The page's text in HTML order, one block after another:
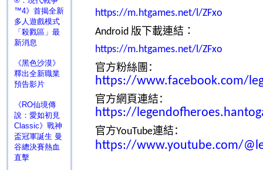
™4》首揭全新
多人遊戲模式
「殺戮區」最
新消息
《黑色沙漠》
釋出全新職業
預告影片
《RO仙境傳
說：愛如初見
Classic》戰神
盃冠軍誕生 曼
谷總決賽熱血
直擊
https://m.htgames.net/l/ZFxo
Android 版下載連結：
https://m.htgames.net/l/ZFxo
官方粉絲團：
https://www.facebook.com/
官方網頁連結：
https://
官方YouTube連結：
https://www.youtube.com/